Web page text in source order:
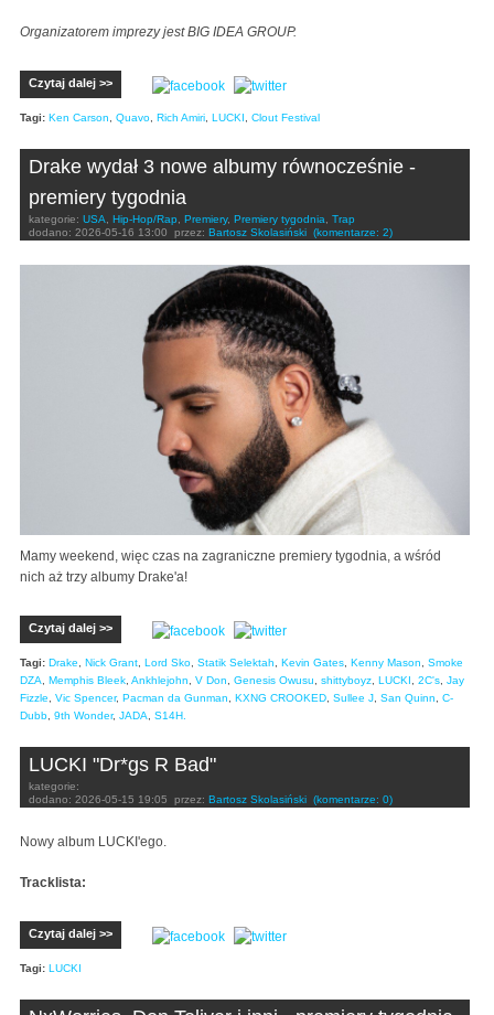
Organizatorem imprezy jest BIG IDEA GROUP.
Czytaj dalej >>
Tagi: Ken Carson Quavo Rich Amiri LUCKI Clout Festival
Drake wydał 3 nowe albumy równocześnie -
premiery tygodnia
kategorie: USA Hip-Hop/Rap Premiery, Premiery tygodnia
Trap
dodano: 2026-05-16 13:00 przez: Bartosz Skolasiński (komentarze: 2)
Mamy weekend, więc czas na zagraniczne premiery tygodnia, a wśród
nich aż trzy albumy Drake'a!
Czytaj dalej >>
Tagi: Drake Nick Grant Lord Sko Statik Selektah Kevin Gates Kenny Mason
Smoke
DZA
Memphis Bleek Ankhlejohn V Don Genesis Owusu shittyboyz LUCKI 2C's Jay
Fizzle
Vic Spencer, Pacman da Gunman KXNG CROOKED Sullee J San Quinn
C-
Dubb 9th Wonder, JADA S14H.
LUCKI "Dr*gs R Bad"
kategorie:
dodano: 2026-05-15 19:05 przez: Bartosz Skolasiński (komentarze: 0)
Nowy album LUCKI'ego.
Tracklista:
Czytaj dalej >>
Tagi: LUCKI